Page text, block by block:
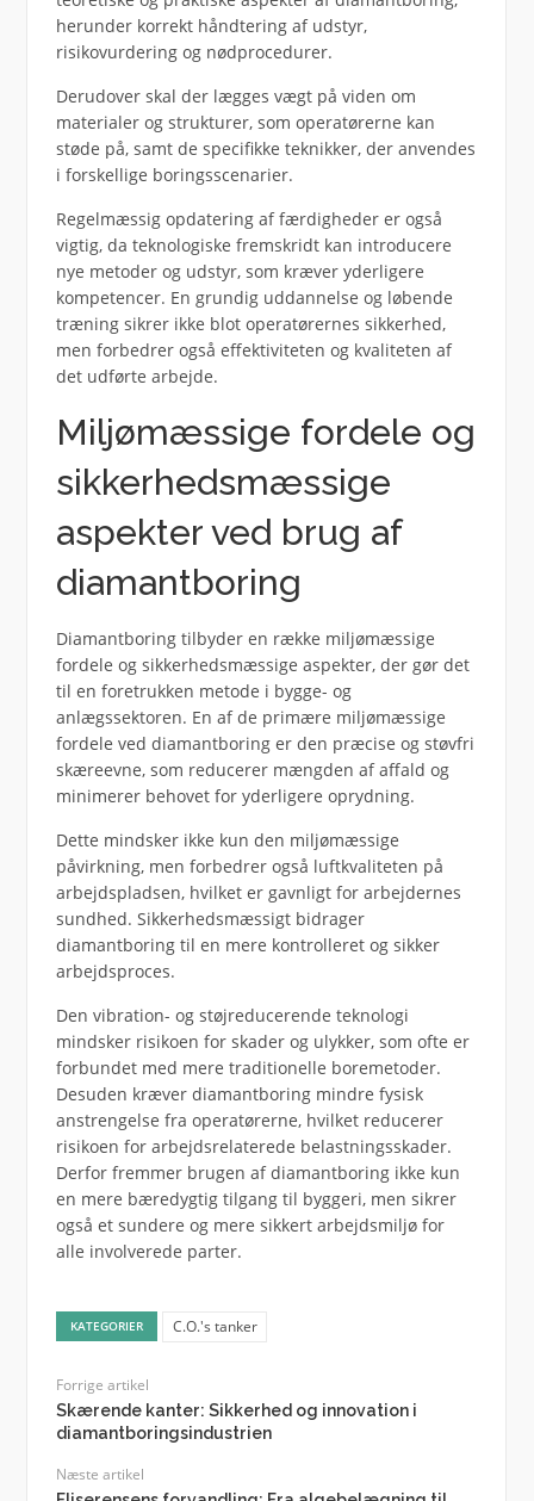
herunder korrekt håndtering af udstyr,
risikovurdering og nødprocedurer.
Derudover skal der lægges vægt på viden om
materialer og strukturer, som operatørerne kan
støde på, samt de specifikke teknikker, der anvendes
i forskellige boringsscenarier.
Regelmæssig opdatering af færdigheder er også
vigtig, da teknologiske fremskridt kan introducere
nye metoder og udstyr, som kræver yderligere
kompetencer. En grundig uddannelse og løbende
træning sikrer ikke blot operatørernes sikkerhed,
men forbedrer også effektiviteten og kvaliteten af
det udførte arbejde.
Miljømæssige fordele og
sikkerhedsmæssige
aspekter ved brug af
diamantboring
Diamantboring tilbyder en række miljømæssige
fordele og sikkerhedsmæssige aspekter, der gør det
til en foretrukken metode i bygge- og
anlægssektoren. En af de primære miljømæssige
fordele ved diamantboring er den præcise og støvfri
skæreevne, som reducerer mængden af affald og
minimerer behovet for yderligere oprydning.
Dette mindsker ikke kun den miljømæssige
påvirkning, men forbedrer også luftkvaliteten på
arbejdspladsen, hvilket er gavnligt for arbejdernes
sundhed. Sikkerhedsmæssigt bidrager
diamantboring til en mere kontrolleret og sikker
arbejdsproces.
Den vibration- og støjreducerende teknologi
mindsker risikoen for skader og ulykker, som ofte er
forbundet med mere traditionelle boremetoder.
Desuden kræver diamantboring mindre fysisk
anstrengelse fra operatørerne, hvilket reducerer
risikoen for arbejdsrelaterede belastningsskader.
Derfor fremmer brugen af diamantboring ikke kun
en mere bæredygtig tilgang til byggeri, men sikrer
også et sundere og mere sikkert arbejdsmiljø for
alle involverede parter.
KATEGORIER C.O.'s tanker
Forrige artikel
Skærende kanter: Sikkerhed og innovation i
diamantboringsindustrien
Næste artikel